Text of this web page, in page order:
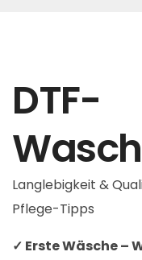
DTF-
Langlebigkeit &
Pflege-Tipps
✓ Erste Wäsche –